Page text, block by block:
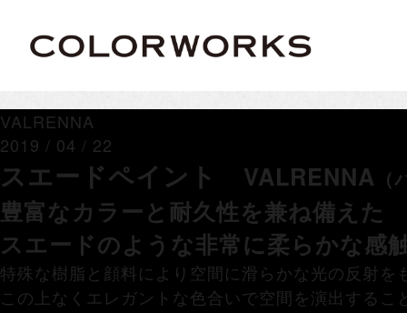
VALRENNA
2019 / 04 / 22
スエードペイント VALRENNA
豊富なカラーと耐久性を兼ね備えた
スエードのような非常に柔らかな感
特殊な樹脂と顔料により空間に滑らかな光の反射を
この上なくエレガントな色合いで空間を演出するこ